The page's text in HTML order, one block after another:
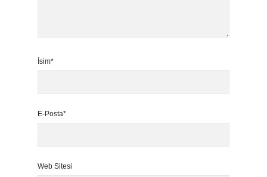
İsim*
E-Posta*
Web Sitesi